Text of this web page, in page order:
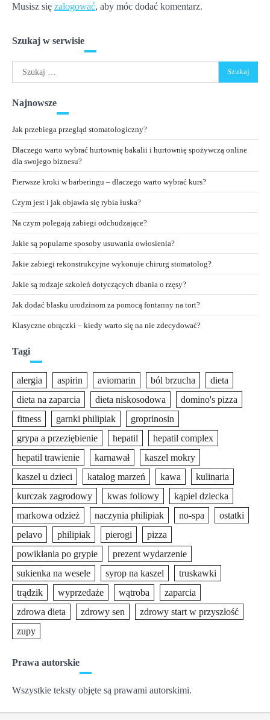
Musisz się zalogować, aby móc dodać komentarz.
Szukaj w serwisie
Szukaj:
Najnowsze
Jak przebiega przegląd stomatologiczny?
Dlaczego warto wybrać hurtownię bakalii i hurtownię spożywczą online
dla swojego biznesu?
Pierwsze kroki w barberingu – dlaczego warto wybrać kurs?
Czym jest i jak objawia się rybia łuska?
Na czym polegają zabiegi odchudzające?
Jakie są popularne sposoby usuwania owłosienia?
Jakie zabiegi rekonstrukcyjne wykonuje chirurg stomatolog?
Jakie są rodzaje szkoleń dotyczących dbania o rzęsy?
Jak dodać blasku urodzinom za pomocą fontanny na tort?
Klasyczne obrączki – kiedy warto się na nie zdecydować?
Tagi
alergia aspirin aviomarin ból brzucha
dieta
dieta na zaparcia
dieta niskosodowa
domino's pizza
fitness
garnki philipiak
groprinosin
grypa a przeziębienie
hepatil
hepatil complex
hepatil trawienie
karnawał
kaszel mokry
kaszel u dzieci
katalog marzeń kawa
kulinaria
kurczak zagrodowy
kwas foliowy
kąpiel dziecka
markowa odzież
naczynia philipiak no-spa
ostatki
pelavo
philipiak pierogi
pizza
powikłania po grypie
prezent wydarzenie
sukienka na wesele
syrop na kaszel
truskawki
trądzik
wyprzedaże wątroba
zaparcia
zdrowa dieta
zdrowy sen
zdrowy start w przyszłość
zupy
Prawa autorskie
Wszystkie teksty objęte są prawami autorskimi.